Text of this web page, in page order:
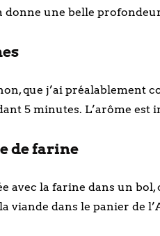
une belle
que j’ai préalablement
5 minutes. L’arôme est
de farine
avec la farine dans un bol,
viande dans le panier de